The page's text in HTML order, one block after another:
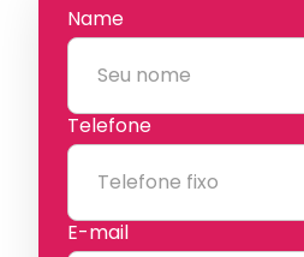
Name
Telefone
E-mail